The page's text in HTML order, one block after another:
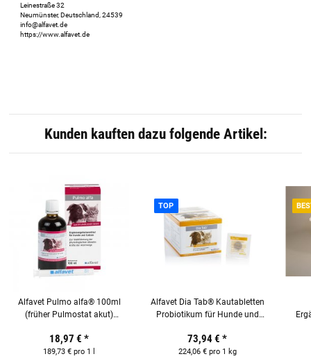
Leinestraße 32
Neumünster, Deutschland, 24539
info@alfavet.de
https://www.alfavet.de
Kunden kauften dazu folgende Artikel:
Alfavet Pulmo alfa® 100ml
(früher Pulmostat akut)
Hunde
18,97 € *
189,73 € pro 1 l
TOP
Alfavet Dia Tab® Kautabletten
Probiotikum für Hunde und
Tabletten
73,94 € *
224,06 € pro 1 kg